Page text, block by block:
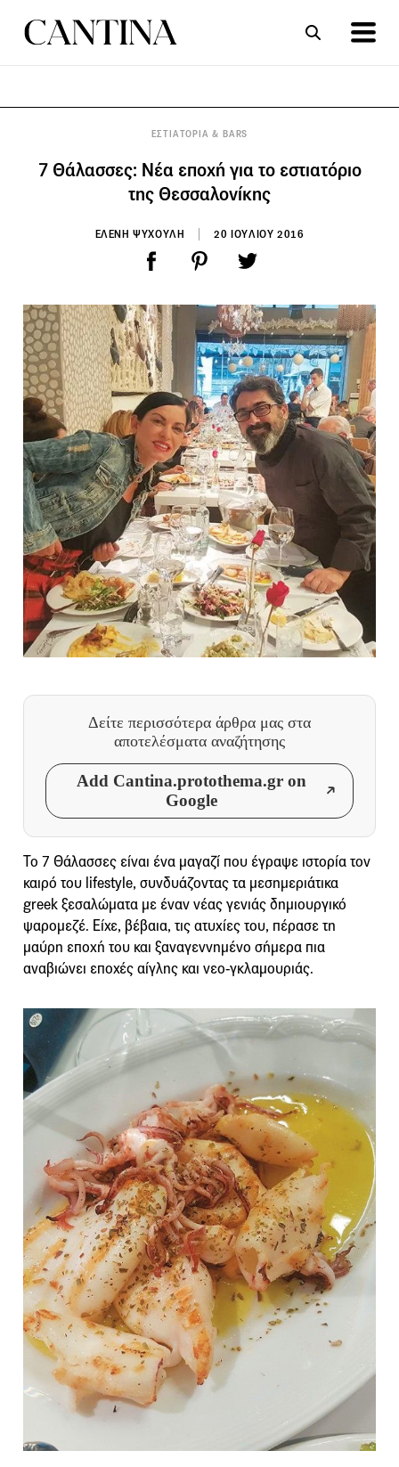
ΕΣΤΙΑΤΟΡΙΑ & BARS
7 Θάλασσες: Νέα εποχή για το εστιατόριο
της Θεσσαλονίκης
ΕΛΕΝΗ ΨΥΧΟΥΛΗ 20 ΙΟΥΛΙΟΥ 2016
Δείτε περισσότερα άρθρα μας στα
αποτελέσματα αναζήτησης
Add Cantina.protothema.gr on
Google
Το 7 Θάλασσες είναι ένα μαγαζί που έγραψε ιστορία τον
καιρό του lifestyle, συνδυάζοντας τα μεσημεριάτικα
greek ξεσαλώματα με έναν νέας γενιάς δημιουργικό
ψαρομεζέ. Είχε, βέβαια, τις ατυχίες του, πέρασε τη
μαύρη εποχή του και ξαναγεννημένο σήμερα πια
αναβιώνει εποχές αίγλης και νεο-γκλαμουριάς.